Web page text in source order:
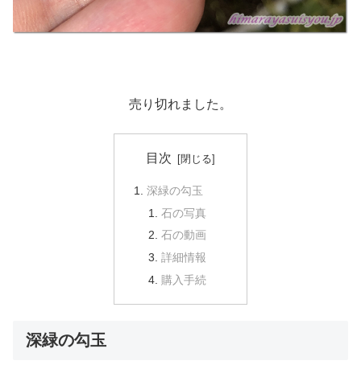
売り切れました。
目次
深緑の勾玉
石の写真
石の動画
詳細情報
購入手続
深緑の勾玉